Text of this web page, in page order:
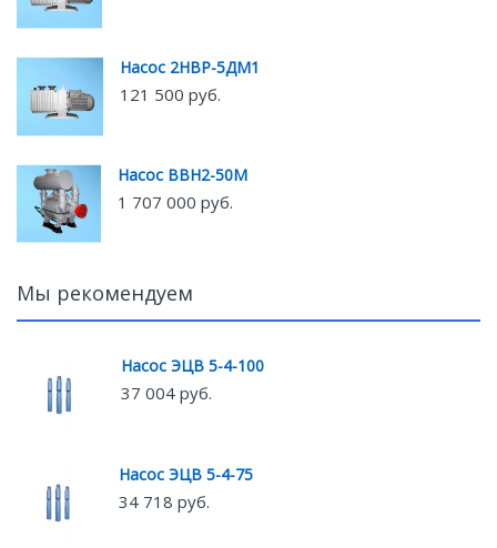
Насос 2НВР-5ДМ1
121 500 руб.
Насос ВВН2-50М
1 707 000 руб.
Мы рекомендуем
Насос ЭЦВ 5-4-100
37 004 руб.
Насос ЭЦВ 5-4-75
34 718 руб.